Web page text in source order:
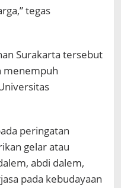
tegas
Surakarta tersebut
menempuh
peringatan
gelar atau
abdi dalem,
pada kebudayaan